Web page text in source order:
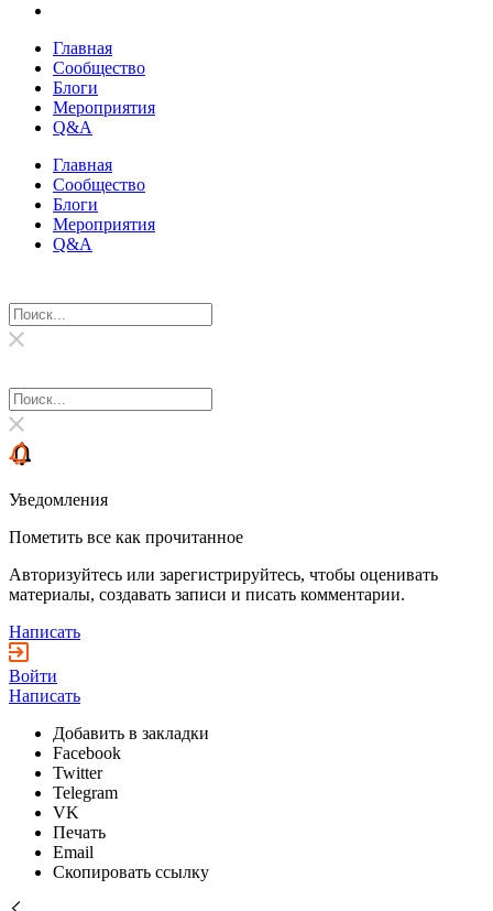
Главная
Сообщество
Блоги
Мероприятия
Q&A
Главная
Сообщество
Блоги
Мероприятия
Q&A
Уведомления
Пометить все как прочитанное
Авторизуйтесь или зарегистрируйтесь, чтобы оценивать
материалы, создавать записи и писать комментарии.
Написать
Войти
Написать
Добавить в закладки
Facebook
Twitter
Telegram
VK
Печать
Email
Скопировать ссылку